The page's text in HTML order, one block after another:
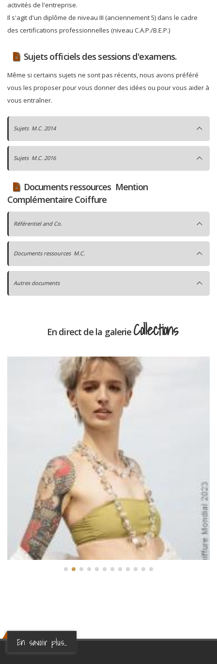
activités de l'entreprise.
Il s'agit d'un diplôme de niveau III (anciennement 5) dans le cadre
des certifications professionnelles (niveau C.A.P./B.E.P.)
Sujets officiels des sessions d'examens.
Même si certains sujets ne sont pas récents, nous avons préféré
vous les proposer pour vous donner des idées ou pour vous aider à
vous entraîner.
Sujets M.C. 2014
Sujets M.C. 2016
Documents ressources Mention
Complémentaire Coiffure
Référentiel and Co.
Documents ressources M.C.
Autres documents
En direct de la galerie Collections
En savoir plus...